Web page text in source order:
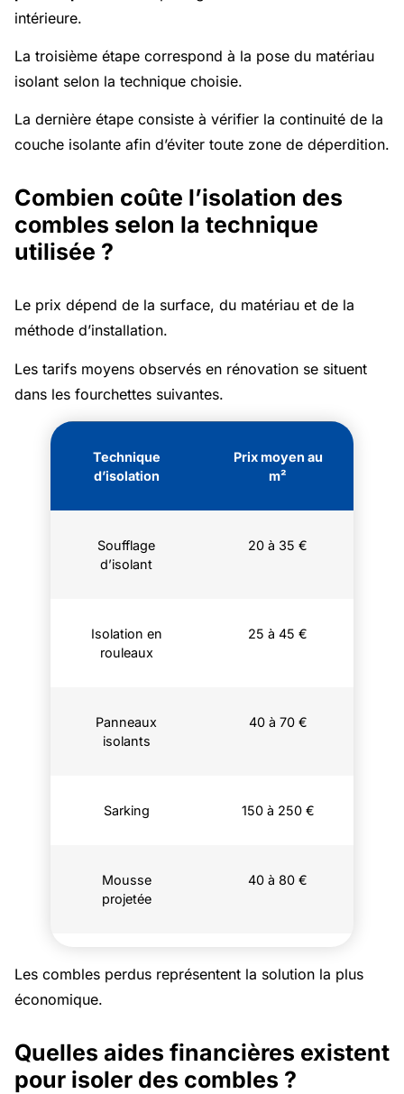
intérieure.
La troisième étape correspond à la pose du matériau
isolant selon la technique choisie.
La dernière étape consiste à vérifier la continuité de la
couche isolante afin d’éviter toute zone de déperdition.
Combien coûte l’isolation des
combles selon la technique
utilisée ?
Le prix dépend de la surface, du matériau et de la
méthode d’installation.
Les tarifs moyens observés en rénovation se situent
dans les fourchettes suivantes.
Technique
d’isolation
Prix moyen au
m²
Soufflage
d’isolant
20 à 35 €
Isolation en
rouleaux
25 à 45 €
Panneaux
isolants
40 à 70 €
Sarking 150 à 250 €
Mousse
projetée
40 à 80 €
Les combles perdus représentent la solution la plus
économique.
Quelles aides financières existent
pour isoler des combles ?